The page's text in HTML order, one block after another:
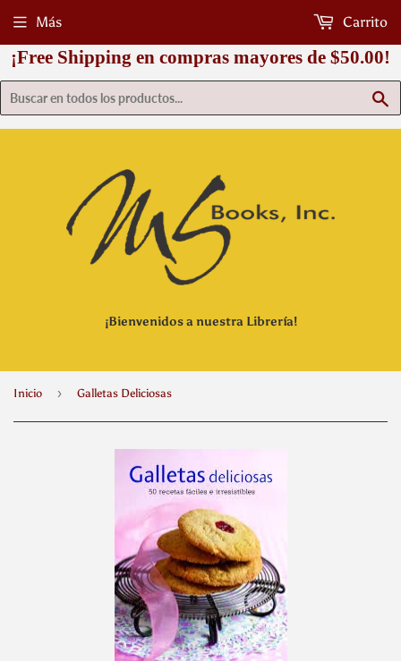
¡Free Shipping en compras mayores de $50.00!
¡Bienvenidos a nuestra Librería!
Más Carrito
Inicio › Galletas Deliciosas